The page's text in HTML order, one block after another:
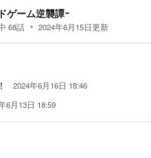
ゲーム逆襲譚ｰ
68話 2024年6月15日更新
2024年6月16日 18:46
6月13日 18:59